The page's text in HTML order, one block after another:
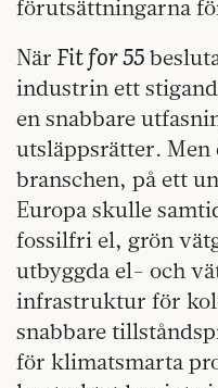
förutsättningarna
När Fit for 55
industrin ett
en snabbare
utsläppsrätter.
branschen, på ett
Europa skulle
fossilfri el, grön
utbyggda el- och
infrastruktur för
snabbare
för klimatsmarta